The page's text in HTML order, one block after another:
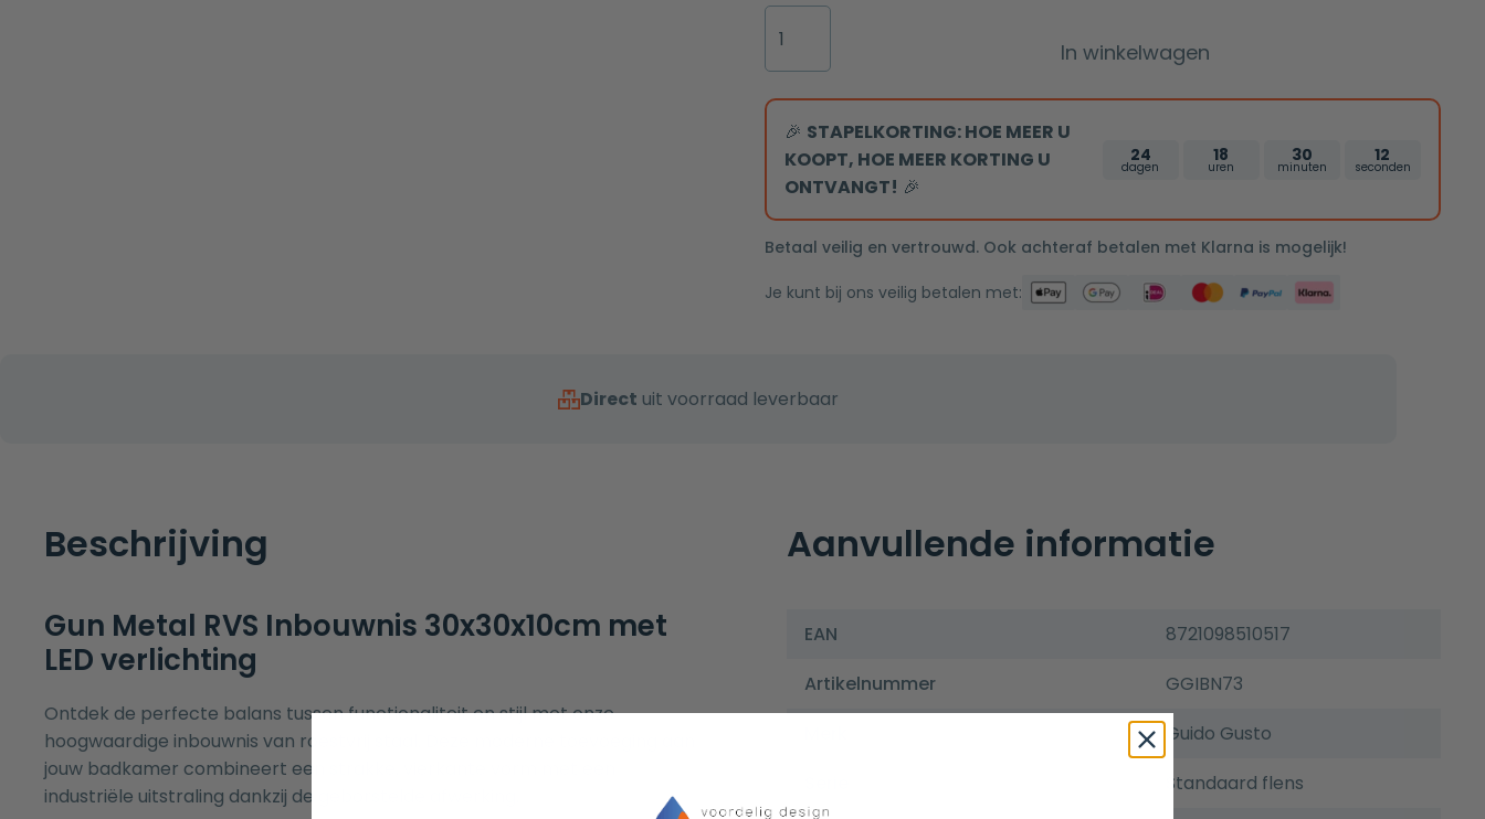
70x7x6,7cm
gesloten
rooster
Metal
RVS
Inbouwnis
30x30x10cm
met
LED
verlichting
aantal
In winkelwagen
🎉 STAPELKORTING: HOE MEER U
KOOPT, HOE MEER KORTING U
ONTVANGT! 🎉
24
dagen
18
uren
30
minuten
11
seconden
Betaal veilig en vertrouwd. Ook achteraf betalen met Klarna is mogelijk!
Je kunt bij ons veilig betalen met:
Direct uit voorraad leverbaar
Beschrijving
Gun Metal RVS Inbouwnis 30x30x10cm met
LED verlichting
Ontdek de perfecte balans tussen functionaliteit en stijl met onze
hoogwaardige inbouwnis van roestvrij staal. Deze moderne toevoeging aan
jouw badkamer combineert een strakke, vierkante vorm met een
industriële uitstraling dankzij de geborstelde afwerking.
Aanvullende informatie
EAN
8721098510517
Artikelnummer
GGIBN73
Guido Gusto
Standaard flens